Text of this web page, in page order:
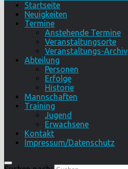
Startseite
Neuigkeiten
Termine
Anstehende Termine
Veranstaltungsorte
Veranstaltungs-Archiv
Abteilung
Personen
Erfolge
Historie
Mannschaften
Training
Jugend
Erwachsene
Kontakt
Impressum/Datenschutz